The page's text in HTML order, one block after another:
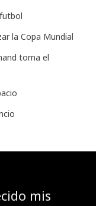
la Copa Mundial
toma el
mis